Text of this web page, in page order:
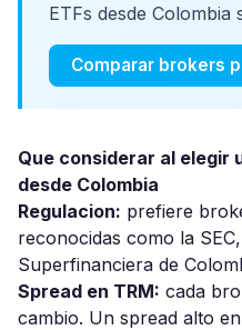
ETFs desde Colombia
Comparar brokers
Que considerar al elegir
desde Colombia
Regulacion: prefiere
reconocidas como la
Superfinanciera de
Spread en TRM: cada
cambio. Un spread alto